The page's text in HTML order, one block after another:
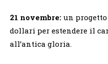
21 novembre: un
dollari per estendere il
all’antica gloria.